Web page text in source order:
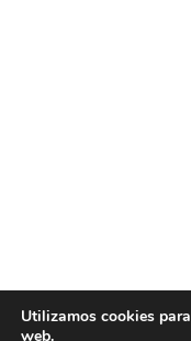
Utilizamos cookies
web.